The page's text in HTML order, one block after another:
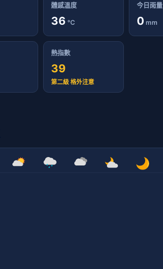
體感溫度
36 ℃
今日雨量
0 mm
熱指數
39
第二級 格外注意